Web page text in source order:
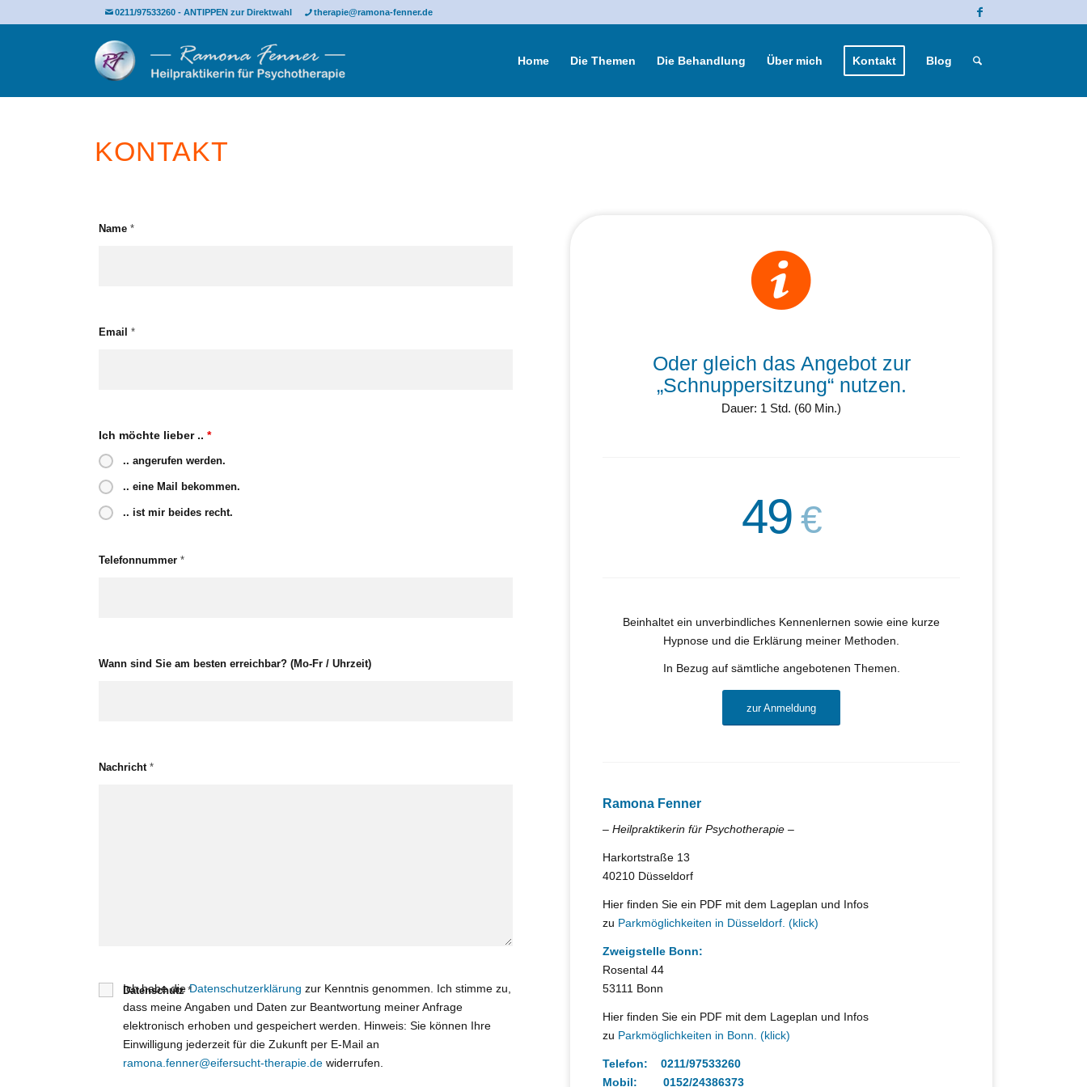
0211/97533260 - ANTIPPEN zur Direktwahl therapie@ramona-fenner.de
Home Die Themen Die Behandlung Über mich Kontakt Blog
KONTAKT
Name*
Email*
Ich möchte lieber ..*
.. angerufen werden.
.. eine Mail bekommen.
.. ist mir beides recht.
Telefonnummer*
Wann sind Sie am besten erreichbar? (Mo-Fr / Uhrzeit)
Nachricht*
Datenschutz*
Ich habe dieDatenschutzerklärung zur Kenntnis genommen. Ich stimme zu,
dass meine Angaben und Daten zur Beantwortung meiner Anfrage
elektronisch erhoben und gespeichert werden. Hinweis: Sie können Ihre
Einwilligung jederzeit für die Zukunft per E-Mail an
ramona.fenner@eifersucht-therapie.de widerrufen.
Oder gleich das Angebot zur
„Schnupper­sitzung“nutzen.
Dauer: 1 Std. (60 Min.)
49 €
Beinhaltet ein unverbindliches Kennenlernen sowie eine kurze
Hypnose und die Erklärung meiner Methoden.
In Bezug auf sämtliche angebotenen Themen.
zur Anmeldung
Ramona Fenner
– Heilpraktikerin für Psychotherapie –
Harkortstraße 13
40210 Düsseldorf
Hier finden Sie ein PDF mit dem Lageplan und Infos
zu Parkmöglichkeiten in Düsseldorf. (klick)
Zweigstelle Bonn:
Rosental 44
53111 Bonn
Hier finden Sie ein PDF mit dem Lageplan und Infos
zu Parkmöglichkeiten in Bonn. (klick)
Telefon: 0211/97533260
Mobil: 0152/24386373